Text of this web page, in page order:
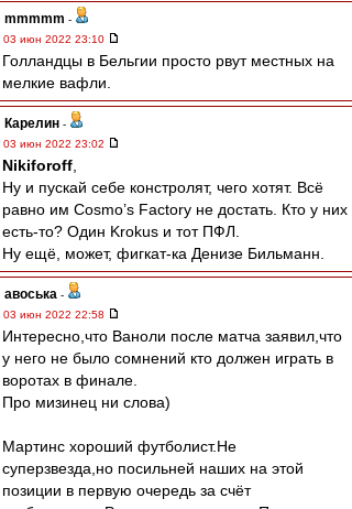
mmmmm -
03 июн 2022 23:10
Голландцы в Бельгии просто рвут местных на
мелкие вафли.
Карелин -
03 июн 2022 23:02
Nikiforoff
Ну и пускай себе констролят, чего хотят. Всё
равно им Cosmo’s Factory не достать. Кто у них
есть-то? Один Krokus и тот ПФЛ.
Ну ещё, может, фигкат-ка Денизе Бильманн.
авоська -
03 июн 2022 22:58
Интересно,что Ваноли после матча заявил,что
у него не было сомнений кто должен играть в
воротах в финале.
Про мизинец ни слова)
Мартинс хороший футболист.Не
суперзвезда,но посильней наших на этой
позиции в первую очередь за счёт